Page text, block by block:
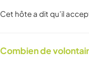
Cet hôte a dit qu’il
Combien de